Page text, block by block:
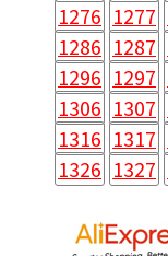
1276 1277
1286 1287
1296 1297
1306 1307
1316 1317
1326 1327